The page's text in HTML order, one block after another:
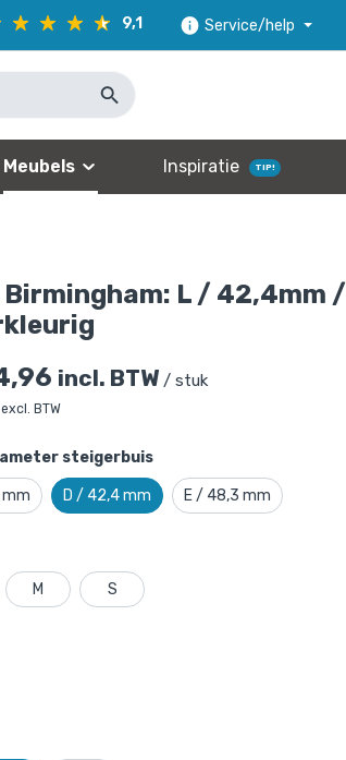
9,1 Service/help
Meubels Inspiratie TIP!
L / 42,4mm /
incl. BTW/ stuk
excl. BTW
steigerbuis
D / 42,4 mm E / 48,3 mm
M S